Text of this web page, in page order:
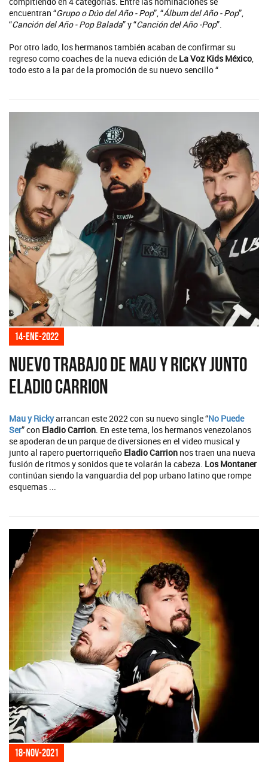
encuentran “Grupo o Dúo del Año - Pop”, “Álbum del Año - Pop”,
“Canción del Año - Pop Balada” y “Canción del Año -Pop”.
Por otro lado, los hermanos también acaban de confirmar su
regreso como coaches de la nueva edición de La Voz Kids México,
todo esto a la par de la promoción de su nuevo sencillo “
14-ene-2022
Nuevo trabajo de Mau y Ricky junto
Eladio Carrion
Mau y Rickyarrancan este 2022 con su nuevo single “No Puede
Ser” con Eladio Carrion . En este tema, los hermanos venezolanos
se apoderan de un parque de diversiones en el video musical y
junto al rapero puertorriqueño Eladio Carrion nos traen una nueva
fusión de ritmos y sonidos que te volarán la cabeza. Los Montaner
continúan siendo la vanguardia del pop urbano latino que rompe
esquemas ...
18-nov-2021